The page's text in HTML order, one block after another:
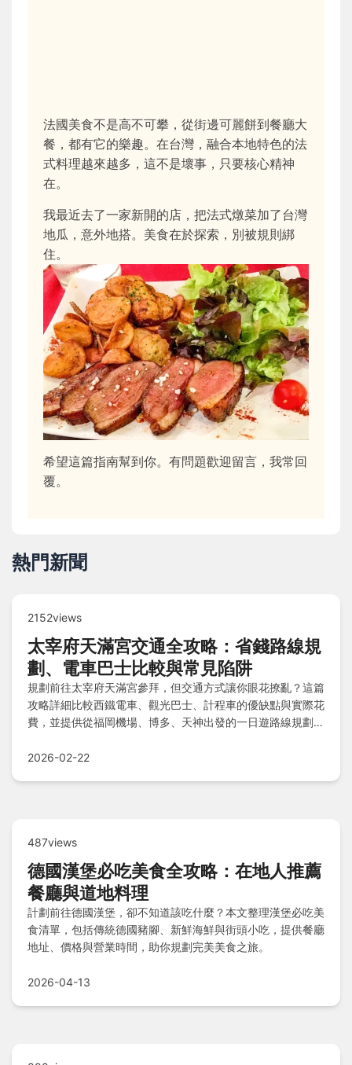
法國美食不是高不可攀，從街邊可麗餅到餐廳大
餐，都有它的樂趣。在台灣，融合本地特色的法
式料理越來越多，這不是壞事，只要核心精神
在。
我最近去了一家新開的店，把法式燉菜加了台灣
地瓜，意外地搭。美食在於探索，別被規則綁
住。
希望這篇指南幫到你。有問題歡迎留言，我常回
覆。
熱門新聞
2152views
太宰府天滿宮交通全攻略：省錢路線規
劃、電車巴士比較與常見陷阱
規劃前往太宰府天滿宮參拜，但交通方式讓你眼花撩亂？這篇
攻略詳細比較西鐵電車、觀光巴士、計程車的優缺點與實際花
費，並提供從福岡機場、博多、天神出發的一日遊路線規劃，
2026-02-22
487views
德國漢堡必吃美食全攻略：在地人推薦
餐廳與道地料理
計劃前往德國漢堡，卻不知道該吃什麼？本文整理漢堡必吃美
食清單，包括傳統德國豬腳、新鮮海鮮與街頭小吃，提供餐廳
地址、價格與營業時間，助你規劃完美美食之旅。
2026-04-13